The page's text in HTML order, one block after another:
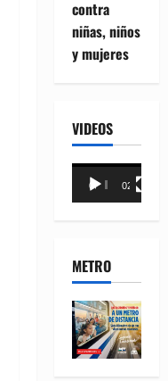
contra
niñas, niños
y mujeres
VIDEOS
Reproductor
00:00 02:18
METRO